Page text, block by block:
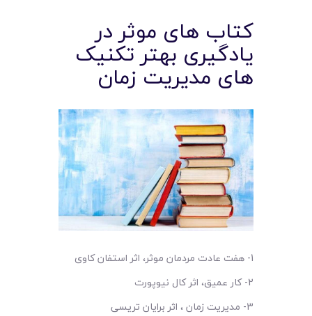
کتاب های موثر در
یادگیری بهتر تکنیک
های مدیریت زمان
1- هفت عادت مردمان موثر، اثر استفان کاوی
2- کار عمیق، اثر کال نیوپورت
3- مدیریت زمان ، اثر برایان تریسی